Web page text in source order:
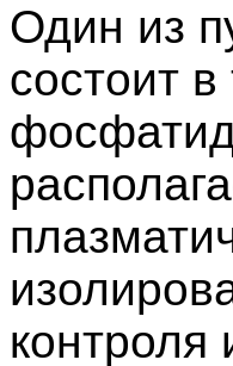
Один из
состоит
контроля